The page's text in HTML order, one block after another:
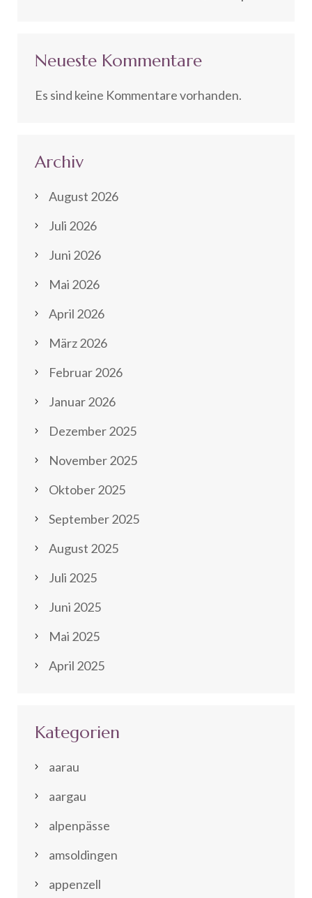
Neueste Kommentare
Es sind keine Kommentare vorhanden.
Archiv
August 2026
Juli 2026
Juni 2026
Mai 2026
April 2026
März 2026
Februar 2026
Januar 2026
Dezember 2025
November 2025
Oktober 2025
September 2025
August 2025
Juli 2025
Juni 2025
Mai 2025
April 2025
Kategorien
aarau
aargau
alpenpässe
amsoldingen
appenzell